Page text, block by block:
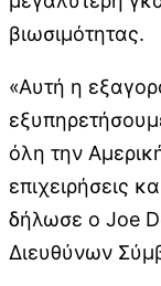
βιωσιμότητας.
«Αυτή η
όλη την
επιχειρήσεις
δήλωσε ο Joe
Διευθύνων